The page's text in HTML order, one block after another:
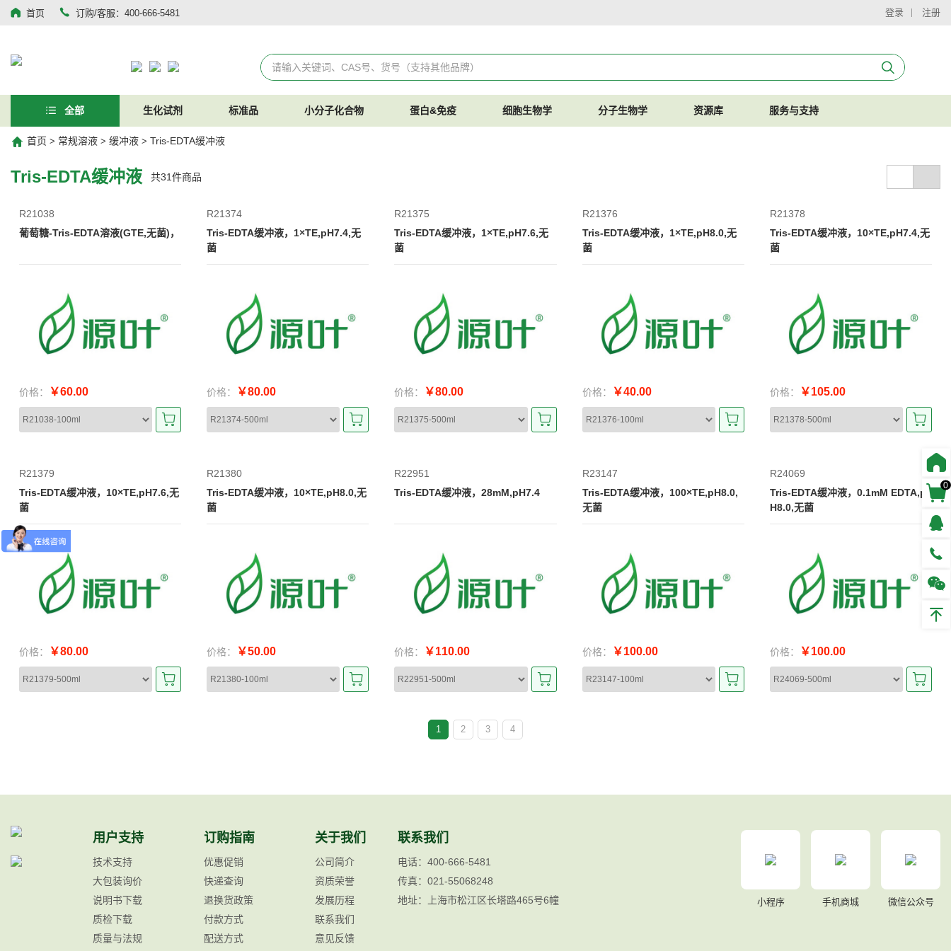
首页 订购/客服：400-666-5481 登录 注册
全部 生化试剂 标准品 小分子化合物 蛋白&免疫 细胞生物学 分子生物学 资源库 服务与支持
首页 > 常规溶液 > 缓冲液 > Tris-EDTA缓冲液
Tris-EDTA缓冲液 共31件商品
R21038
葡萄糖-Tris-EDTA溶液(GTE,无菌)，
价格： ￥60.00
R21374
Tris-EDTA缓冲液，1×TE,pH7.4,无
菌
价格： ￥80.00
R21375
Tris-EDTA缓冲液，1×TE,pH7.6,无
菌
价格： ￥80.00
R21376
Tris-EDTA缓冲液，1×TE,pH8.0,无
菌
价格： ￥40.00
R21378
Tris-EDTA缓冲液，10×TE,pH7.4,无
菌
价格： ￥105.00
R21379
Tris-EDTA缓冲液，10×TE,pH7.6,无
菌
价格： ￥80.00
R21380
Tris-EDTA缓冲液，10×TE,pH8.0,无
菌
价格： ￥50.00
R22951
Tris-EDTA缓冲液，28mM,pH7.4
价格： ￥110.00
R23147
Tris-EDTA缓冲液，100×TE,pH8.0,
无菌
价格： ￥100.00
R24069
Tris-EDTA缓冲液，0.1mM EDTA,p
H8.0,无菌
价格： ￥100.00
1 2 3 4
用户支持
技术支持
大包装询价
说明书下载
质检下载
质量与法规
订购指南
优惠促销
快递查询
退换货政策
付款方式
配送方式
关于我们
公司简介
资质荣誉
发展历程
联系我们
意见反馈
联系我们
电话：400-666-5481
传真：021-55068248
地址：上海市松江区长塔路465号6幢
小程序 手机商城 微信公众号
0